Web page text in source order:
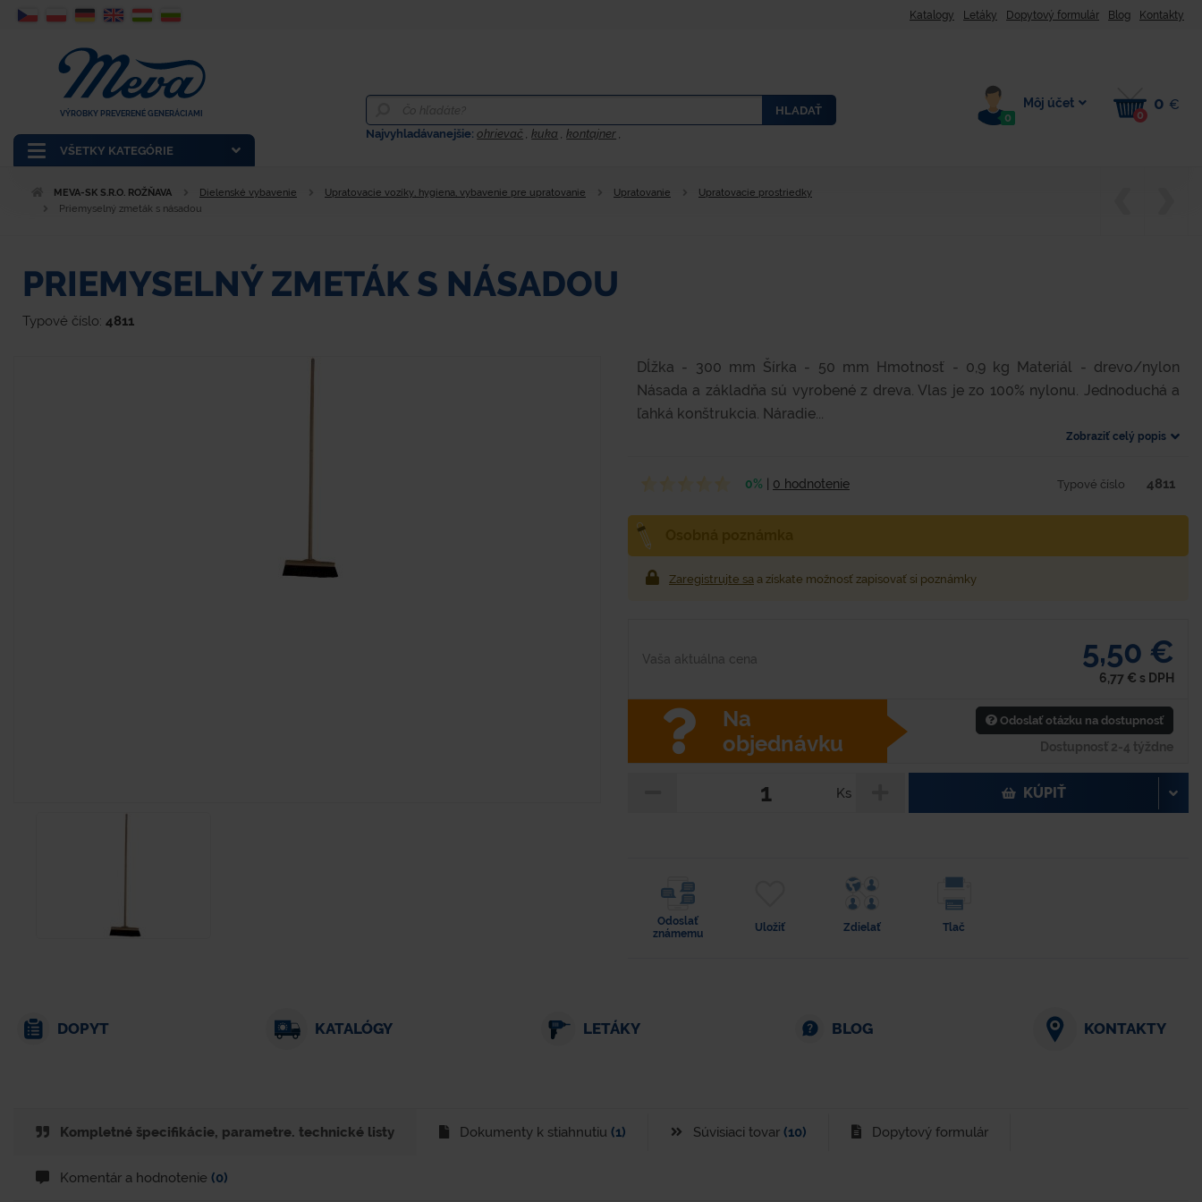
Katalogy Letáky Dopytový formulár Blog Kontakty
VŠETKY KATEGÓRIE
VÝROBKY PREVERENÉ GENERÁCIAMI
HLADAŤ
Najvyhladávanejšie:ohrievač ,kuka ,kontajner ,
0
Môj účet
0
0 €
MEVA-SK S.R.O. ROŽŇAVA Dielenské vybavenie Upratovacie vozíky, hygiena, vybavenie pre upratovanie Upratovanie
Upratovacie prostriedky
Priemyselný zmeták s násadou
PRIEMYSELNÝ ZMETÁK S NÁSADOU
Typové číslo: 4811
Dĺžka - 300 mm Šírka - 50 mm Hmotnosť - 0,9 kg Materiál - drevo/nylon
Násada a základňa sú vyrobené z dreva. Vlas je zo 100% nylonu. Jednoduchá a
ľahká konštrukcia. Náradie...
Zobraziť celý popis
0% 0 hodnotenie Typové číslo 4811
Zaregistrujte sa a získate možnosť zapisovať si poznámky
Vaša aktuálna cena 5,50 €
6,77 € s DPH
Na
objednávku
Odoslať otázku na dostupnosť
Dostupnosť 2-4 týždne
Ks KÚPIŤ
Odoslať
známemu
Uložiť Zdielať Tlač
DOPYT KATALÓGY LETÁKY BLOG KONTAKTY
Kompletné špecifikácie, parametre. technické listy Dokumenty k stiahnutiu (1) Súvisiaci tovar (10) Dopytový formulár
Komentár a hodnotenie (0)